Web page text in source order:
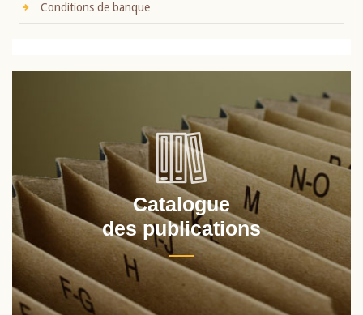
Conditions de banque
Catalogue
des publications